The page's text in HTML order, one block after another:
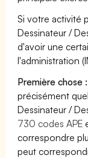
Si votre activité
Dessinateur /
d'avoir une
l'administration
Première chose :
précisément
Dessinateur /
730 codes APE
correspondre
peut